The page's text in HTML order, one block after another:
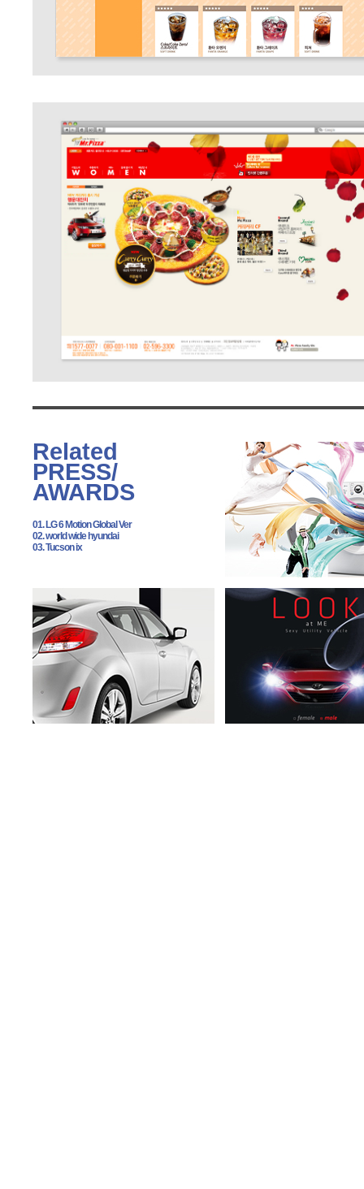
Related
PRESS/
AWARDS
01. LG 6 Motion Global Ver
02. world wide hyundai
03. Tucson ix